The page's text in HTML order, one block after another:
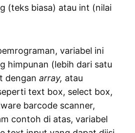
(teks biasa) atau int (nilai
variabel ini
himpunan (lebih dari satu
denganarray, atau
text box, select box,
barcode scanner,
contoh di atas, variabel